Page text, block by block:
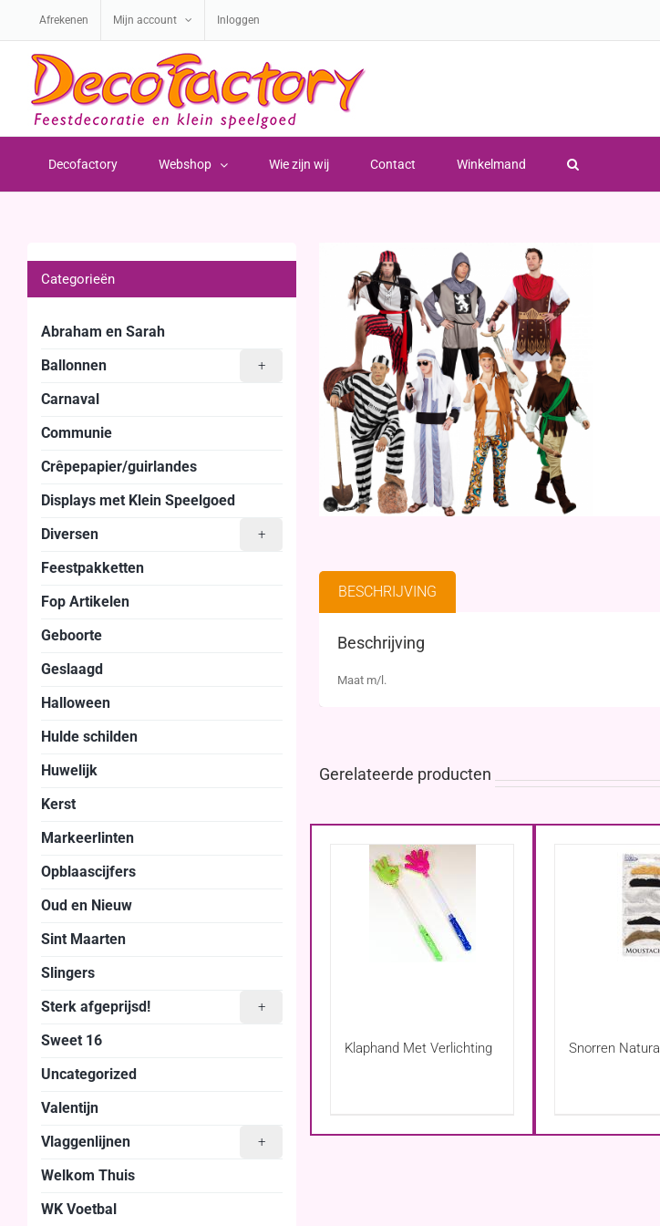
inhoud
Afrekenen Mijn account Inloggen
Decofactory Webshop Wie zijn wij Contact Winkelmand
BESCHRIJVING
Beschrijving
Maat m/l.
Gerelateerde producten
Klaphand Met Verlichting Snorren Natural
Categorieën
Abraham en Sarah
+
Ballonnen
Carnaval
Communie
Crêpepapier/guirlandes
Displays met Klein Speelgoed
+
Diversen
Feestpakketten
Fop Artikelen
Geboorte
Geslaagd
Halloween
Hulde schilden
Huwelijk
Kerst
Markeerlinten
Opblaascijfers
Oud en Nieuw
Sint Maarten
Slingers
+
Sterk afgeprijsd!
Sweet 16
Uncategorized
Valentijn
+
Vlaggenlijnen
Welkom Thuis
WK Voetbal